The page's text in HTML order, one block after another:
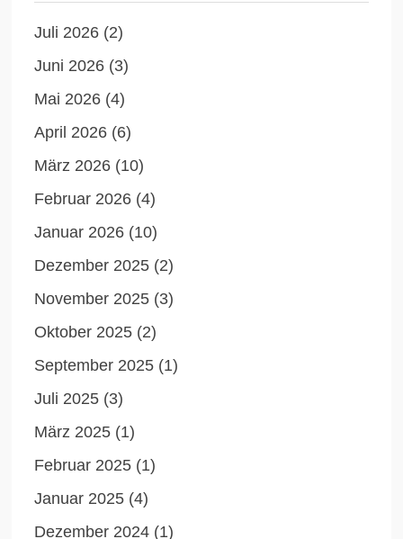
Juli 2026 (2)
Juni 2026 (3)
Mai 2026 (4)
April 2026 (6)
März 2026 (10)
Februar 2026 (4)
Januar 2026 (10)
Dezember 2025 (2)
November 2025 (3)
Oktober 2025 (2)
September 2025 (1)
Juli 2025 (3)
März 2025 (1)
Februar 2025 (1)
Januar 2025 (4)
Dezember 2024 (1)